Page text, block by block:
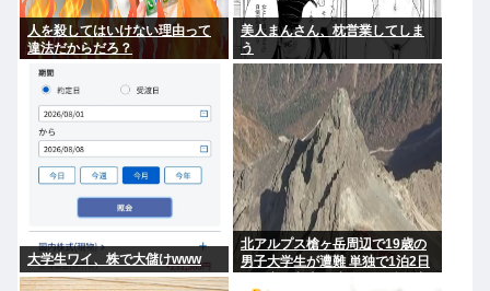
人を殺してはいけない理由って
違法だからだろ？
美人まんさん、枕営業してしま
う
大学生ワイ、株で大儲けwww
北アルプス槍ヶ岳周辺で19歳の
男子大学生が遭難 単独で1泊2日